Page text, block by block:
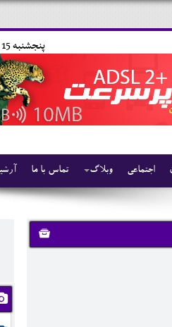
پنجشنبه 15 مرداد 1405-2:6-
تماس با ما وبلاگ اجتماعی